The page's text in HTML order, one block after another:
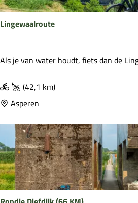
o
u
Lingewaalroute
L
n
g
w
a
a
l
r
o
Als je van water houdt, fiets dan de
(42,1 km)
Asperen